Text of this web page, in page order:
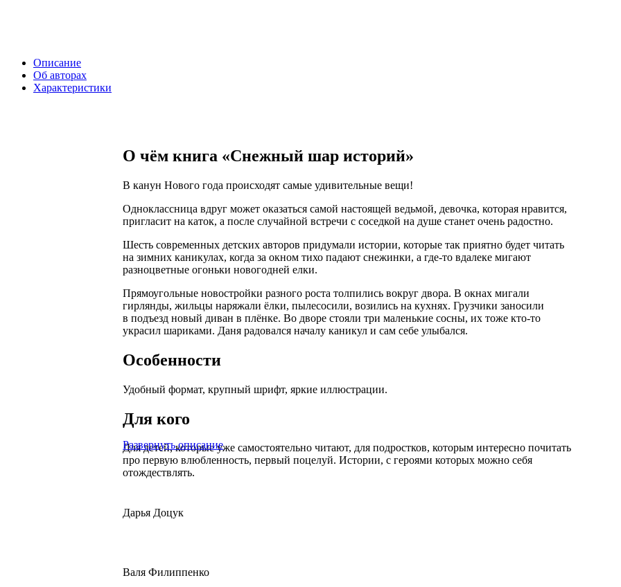
Описание
Об авторах
Характеристики
О чём книга «Снежный шар историй»
В канун Нового года происходят самые удивительные вещи!
Одноклассница вдруг может оказаться самой настоящей ведьмой, девочка, которая нравится,
пригласит на каток, а после случайной встречи с соседкой на душе станет очень радостно.
Шесть современных детских авторов придумали истории, которые так приятно будет читать
на зимних каникулах, когда за окном тихо падают снежинки, а где-то вдалеке мигают
разноцветные огоньки новогодней елки.
Прямоугольные новостройки разного роста толпились вокруг двора. В окнах мигали
гирлянды, жильцы наряжали ёлки, пылесосили, возились на кухнях. Грузчики заносили
в подъезд новый диван в плёнке. Во дворе стояли три маленькие сосны, их тоже кто-то
украсил шариками. Даня радовался началу каникул и сам себе улыбался.
Особенности
Удобный формат, крупный шрифт, яркие иллюстрации.
Для кого
Для детей, которые уже самостоятельно читают, для подростков, которым интересно почитать
про первую влюбленность, первый поцелуй. Истории, с героями которых можно себя
отождествлять.
Развернуть описание
Дарья Доцук
Валя Филиппенко